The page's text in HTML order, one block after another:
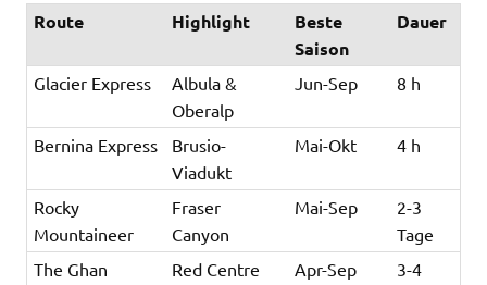
Route Highlight
Beste
Saison
Dauer
Glacier Express
Albula &
Oberalp
Jun-Sep 8 h
Bernina Express
Brusio-
Viadukt
Mai-Okt 4 h
Rocky
Mountaineer
Fraser
Canyon
Mai-Sep
2-3
Tage
The Ghan
Red Centre Apr-Sep
3-4